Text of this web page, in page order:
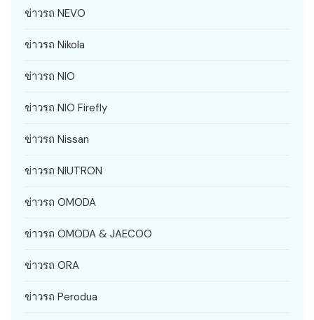
ข่าวรถ NEVO
ข่าวรถ Nikola
ข่าวรถ NIO
ข่าวรถ NIO Firefly
ข่าวรถ Nissan
ข่าวรถ NIUTRON
ข่าวรถ OMODA
ข่าวรถ OMODA & JAECOO
ข่าวรถ ORA
ข่าวรถ Perodua